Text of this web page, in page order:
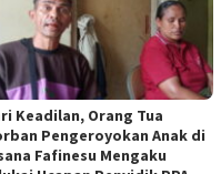
Keadilan, Orang Tua
Pengeroyokan Anak di
Fafinesu Mengaku